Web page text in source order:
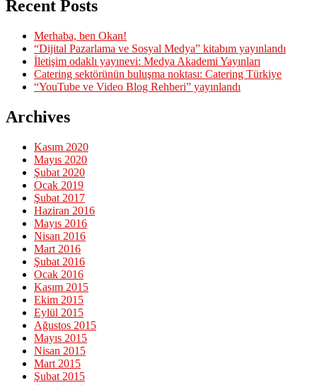
Recent Posts
Merhaba, ben Okan!
“Dijital Pazarlama ve Sosyal Medya” kitabım yayınlandı
İletişim odaklı yayınevi: Medya Akademi Yayınları
Catering sektörünün buluşma noktası: Catering Türkiye
“YouTube ve Video Blog Rehberi” yayınlandı
Archives
Kasım 2020
Mayıs 2020
Şubat 2020
Ocak 2019
Şubat 2017
Haziran 2016
Mayıs 2016
Nisan 2016
Mart 2016
Şubat 2016
Ocak 2016
Kasım 2015
Ekim 2015
Eylül 2015
Ağustos 2015
Mayıs 2015
Nisan 2015
Mart 2015
Şubat 2015